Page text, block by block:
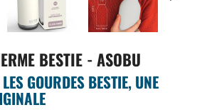
BESTIE - ASOBU
GOURDES BESTIE, UNE